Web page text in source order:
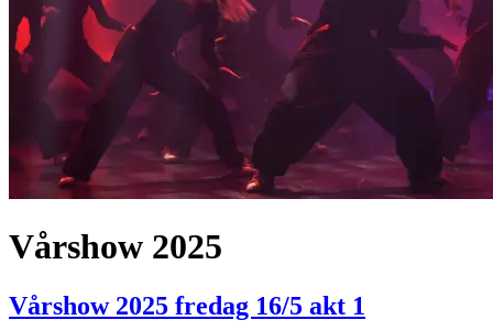
Vårshow 2025
Vårshow 2025 fredag 16/5 akt 1